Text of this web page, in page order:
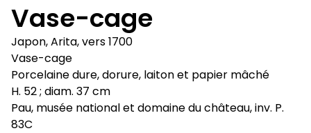
Vase-cage
Japon, Arita, vers 1700
Vase-cage
Porcelaine dure, dorure, laiton et papier mâché
H. 52 ; diam. 37 cm
Pau, musée national et domaine du château, inv. P.
83C